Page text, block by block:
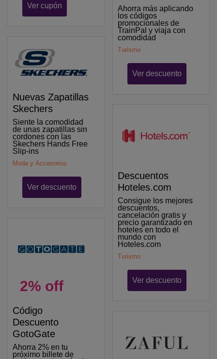
Ver cupón
Nuevas Zapatillas
Skechers
Siente la comodidad
de unas zapatillas sin
cordones con las
Skechers Hands Free
Slip-ins
Moda y Accesorios
Ver descuento
2% off
Código
Descuento
GotoGate
Ahorra 2% en tu
próximo billete de
Ahorra más aplicando
los códigos
promocionales de
TrainPal y viaja con
comodidad
Turismo
Ver descuento
Descuentos
Hoteles.com
Consigue los mejores
descuentos,
cancelación gratis y
precio garantizado en
hoteles en todo el
mundo con
Hoteles.com
Turismo
Ver descuento